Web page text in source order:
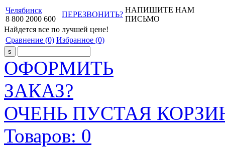
Челябинск
8 800 2000 600
ПЕРЕЗВОНИТЬ?
НАПИШИТЕ НАМ
ПИСЬМО
Найдется все по лучшей цене!
Сравнение (0) Избранное (0)
ОФОРМИТЬ
ЗАКАЗ?
ОЧЕНЬ ПУСТАЯ
Товаров: 0